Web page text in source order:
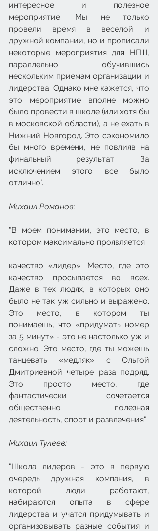
интересное и полезное
мероприятие. Мы не только
провели время в веселой и
дружной компании, но и прописали
некоторые мероприятия для НГШ,
параллельно обучившись
нескольким приемам организации и
лидерства. Однако мне кажется, что
это мероприятие вполне можно
было провести в школе (или хотя бы
в московской области), а не ехать в
Нижний Новгород. Это сэкономило
бы много времени, не повлияв на
финальный результат. За
исключением этого все было
отлично".
Михаил Романов:
"В моем понимании, это место, в
котором максимально проявляется
качество «лидер». Место, где это
качество просыпается во всех.
Даже в тех людях, в которых оно
было не так уж сильно и выражено.
Это место, в котором ты
понимаешь, что «придумать номер
за 5 минут» - это не настолько уж и
сложно. Это место, где ты можешь
танцевать «медляк» с Ольгой
Дмитриевной четыре раза подряд.
Это просто место, где
фантастически сочетается
общественно полезная
деятельность, спорт и развлечения".
Михаил Тулеев:
"Школа лидеров - это в первую
очередь дружная компания, в
которой люди работают,
набираются опыта в сфере
лидерства и учатся придумывать и
организовывать разные события и